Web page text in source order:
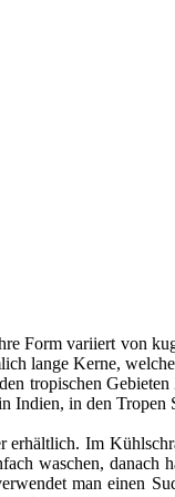
Form variiert von
lange Kerne,
tropischen
Indien, in den Tropen
Im
waschen, danach
man einen